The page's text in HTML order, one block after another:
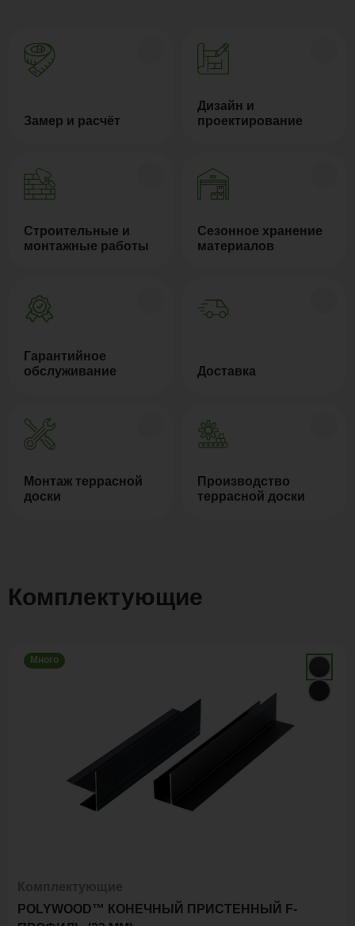
Замер и расчёт
Дизайн и
проектирование
Строительные и
монтажные работы
Сезонное хранение
материалов
Гарантийное
обслуживание
Доставка
Монтаж террасной
доски
Производство
террасной доски
Комплектующие
Много
POLYWOOD™ КОНЕЧНЫЙ ПРИСТЕННЫЙ F-